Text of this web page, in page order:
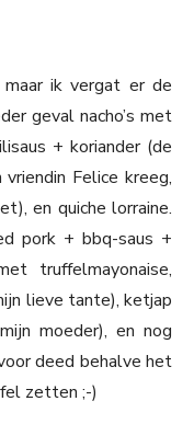
ik vergat er de
geval nacho’s met
+ koriander (de
Felice kreeg,
en quiche lorraine.
pork + bbq-saus +
truffelmayonaise,
lieve tante), ketjap
moeder), en nog
deed behalve het
zetten ;-)